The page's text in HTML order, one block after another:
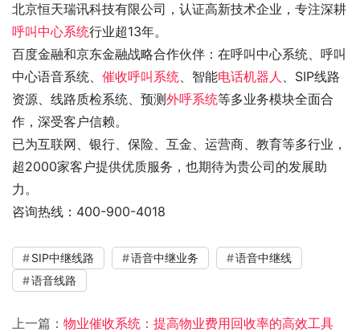
北京恒天瑞讯科技有限公司，认证高新技术企业，专注深耕
呼叫中心系统行业超13年。
百度金融和京东金融战略合作伙伴：在呼叫中心系统、呼叫
中心语音系统、 催收呼叫系统、智能电话机器人 、SIP线路
资源、线路质检系统、预测外呼系统等多业务模块全面合
作，深受客户信赖。
已为互联网、银行、保险、互金、运营商、教育等多行业，
超2000家客户提供优质服务，也期待为贵公司的发展助
力。
咨询热线：400-900-4018
SIP中继线路 语音中继业务
语音中继线
语音线路
上一篇： 物业催收系统：提高物业费用回收率的高效工具